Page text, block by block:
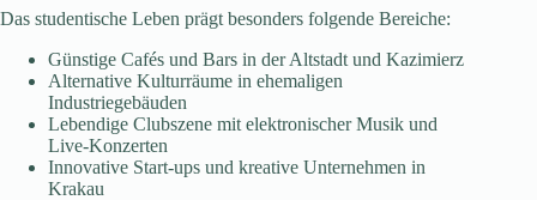
Das studentische Leben prägt besonders folgende Bereiche:
Günstige Cafés und Bars in der Altstadt und Kazimierz
Alternative Kulturräume in ehemaligen
Industriegebäuden
Lebendige Clubszene mit elektronischer Musik und
Live-Konzerten
Innovative Start-ups und kreative Unternehmen in
Krakau